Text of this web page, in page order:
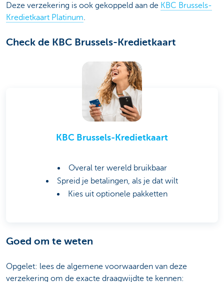
Deze verzekering is ook gekoppeld aan de KBC Brussels-
Kredietkaart Platinum.
Check de KBC Brussels-Kredietkaart
KBC Brussels-Kredietkaart
Overal ter wereld bruikbaar
Spreid je betalingen, als je dat wilt
Kies uit optionele pakketten
Goed om te weten
Opgelet: lees de algemene voorwaarden van deze
verzekering om de exacte draagwijdte te kennen: